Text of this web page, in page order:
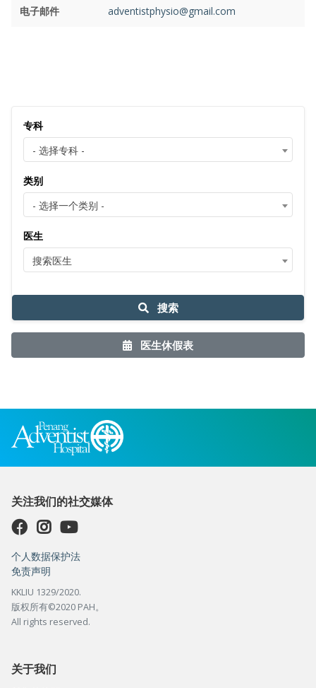
电子邮件 adventistphysio@gmail.com
专科
- 选择专科 -
类别
- 选择一个类别 -
医生
搜索医生
搜索
医生休假表
关注我们的社交媒体
个人数据保护法
免责声明
KKLIU 1329/2020.
版权所有©2020 PAH。
All rights reserved.
关于我们